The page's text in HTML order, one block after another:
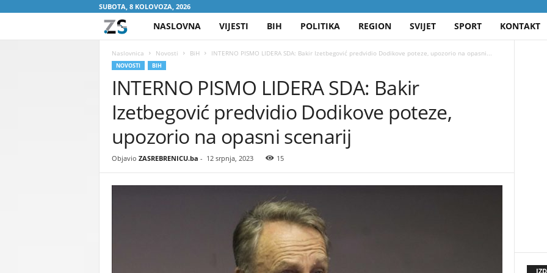
SUBOTA, 8 KOLOVOZA, 2026
A
S
R
E
B
R
NASLOVNA VIJESTI BIH POLITIKA REGION SVIJET SPORT KONTAKT
Naslovnica Novosti BiH INTERNO PISMO LIDERA SDA: Bakir Izetbegović predvidio Dodikove poteze, upozorio na opasni...
NOVOSTI BIH
INTERNO PISMO LIDERA SDA: Bakir
Izetbegović predvidio Dodikove poteze,
upozorio na opasni scenarij
Objavio ZASREBRENICU.ba - 12 srpnja, 2023 15